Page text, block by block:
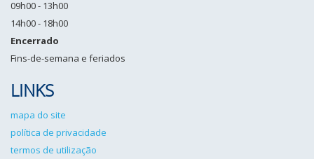
09h00 - 13h00
14h00 - 18h00
Encerrado
Fins-de-semana e feriados
LINKS
mapa do site
política de privacidade
termos de utilização